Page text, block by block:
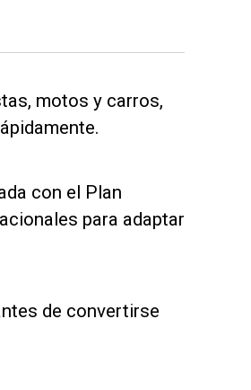
motos y carros,
con el Plan
para adaptar
de convertirse